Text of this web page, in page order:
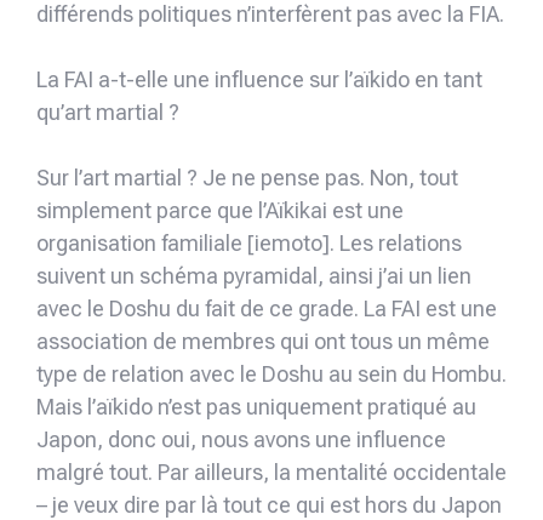
différends politiques n’interfèrent pas avec la FIA.
La FAI a-t-elle une influence sur l’aïkido en tant
qu’art martial ?
Sur l’art martial ? Je ne pense pas. Non, tout
simplement parce que l’Aïkikai est une
organisation familiale [iemoto]. Les relations
suivent un schéma pyramidal, ainsi j’ai un lien
avec le Doshu du fait de ce grade. La FAI est une
association de membres qui ont tous un même
type de relation avec le Doshu au sein du Hombu.
Mais l’aïkido n’est pas uniquement pratiqué au
Japon, donc oui, nous avons une influence
malgré tout. Par ailleurs, la mentalité occidentale
– je veux dire par là tout ce qui est hors du Japon